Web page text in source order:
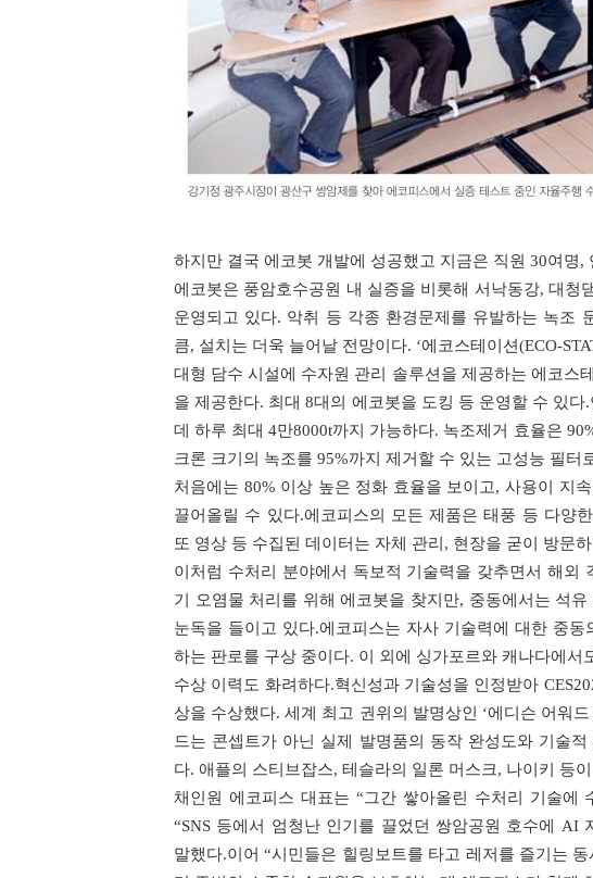
하지만 결국 에코봇 개발에 성공했고 지금은 직원 30여명
에코봇은 풍암호수공원 내 실증을 비롯해 서낙동강, 대
운영되고 있다. 악취 등 각종 환경문제를 유발하는 녹조
큼, 설치는 더욱 늘어날 전망이다. ‘에코스테이션(ECO-
대형 담수 시설에 수자원 관리 솔루션을 제공하는 에코스
을 제공한다. 최대 8대의 에코봇을 도킹 등 운영할 수 있
데 하루 최대 4만8000t까지 가능하다. 녹조제거 효율은
크론 크기의 녹조를 95%까지 제거할 수 있는 고성능 필터
처음에는 80% 이상 높은 정화 효율을 보이고, 사용이 지
끌어올릴 수 있다.에코피스의 모든 제품은 태풍 등 다양
또 영상 등 수집된 데이터는 자체 관리, 현장을 굳이 방문
이처럼 수처리 분야에서 독보적 기술력을 갖추면서 해외
기 오염물 처리를 위해 에코봇을 찾지만, 중동에서는 석
눈독을 들이고 있다.에코피스는 자사 기술력에 대한 중
하는 판로를 구상 중이다. 이 외에 싱가포르와 캐나다에서
수상 이력도 화려하다.혁신성과 기술성을 인정받아
상을 수상했다. 세계 최고 권위의 발명상인 ‘에디슨 어워
드는 콘셉트가 아닌 실제 발명품의 동작 완성도와 기술
다. 애플의 스티브잡스, 테슬라의 일론 머스크, 나이키 등
채인원 에코피스 대표는 “그간 쌓아올린 수처리 기술에
“SNS 등에서 엄청난 인기를 끌었던 쌍암공원 호수에 AI
말했다.이어 “시민들은 힐링보트를 타고 레저를 즐기는